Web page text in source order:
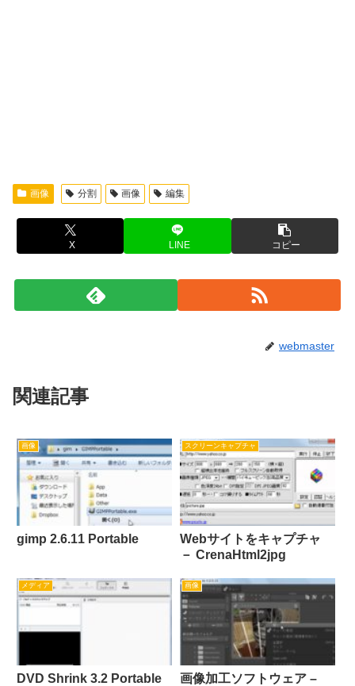
画像 分割 画像 編集
X LINE コピー
webmaster
関連記事
画像
gimp 2.6.11 Portable
スクリーンキャプチャ
Webサイトをキャプチャ
－ CrenaHtml2jpg
メディア
DVD Shrink 3.2 Portable
画像
画像加工ソフトウェア –